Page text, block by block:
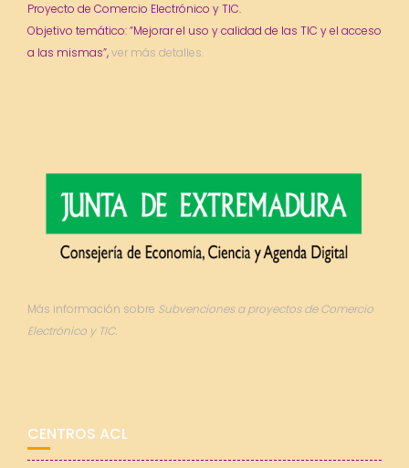
Proyecto de Comercio Electrónico y TIC.
Objetivo temático: “Mejorar el uso y calidad de las TIC y el acceso
a las mismas”,ver más detalles.
Más información sobre Subvenciones a proyectos de Comercio
Electrónico y TIC.
CENTROS ACL